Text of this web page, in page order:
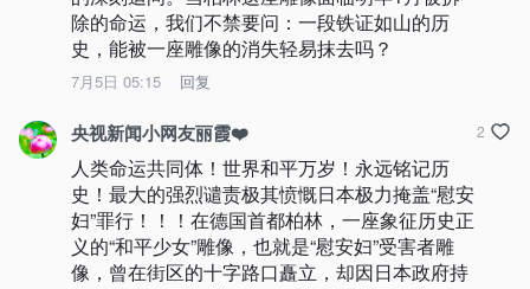
除的命运，我们不禁要问：一段铁证如山的历
史，能被一座雕像的消失轻易抹去吗？
7月5日 05:15 回复
央视新闻小网友丽霞❤️
人类命运共同体！世界和平万岁！永远铭记历
史！最大的强烈谴责极其愤慨日本极力掩盖“慰安
妇”罪行！！！在德国首都柏林，一座象征历史正
义的“和平少女”雕像，也就是“慰安妇”受害者雕
像，曾在街区的十字路口矗立，却因日本政府持
2